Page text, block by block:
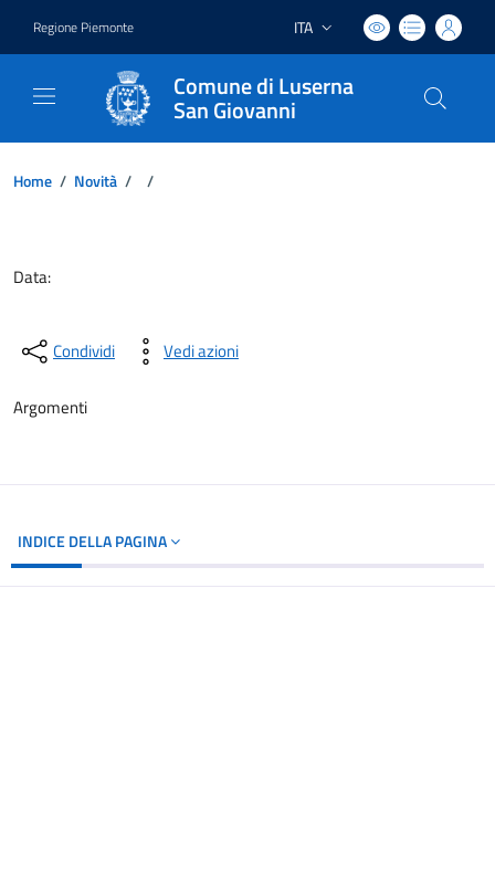
Regione Piemonte Lingua attiva:
ITA
Comune di Luserna
San Giovanni
Home / Novità / /
Data:
Condividi Vedi azioni
Argomenti
INDICE DELLA PAGINA